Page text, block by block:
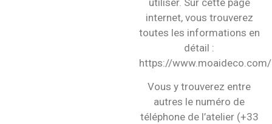
internet, vous trouverez
toutes les informations en
détail :
https://
Vous y trouverez entre
autres le numéro de
téléphone de l’atelier (+33